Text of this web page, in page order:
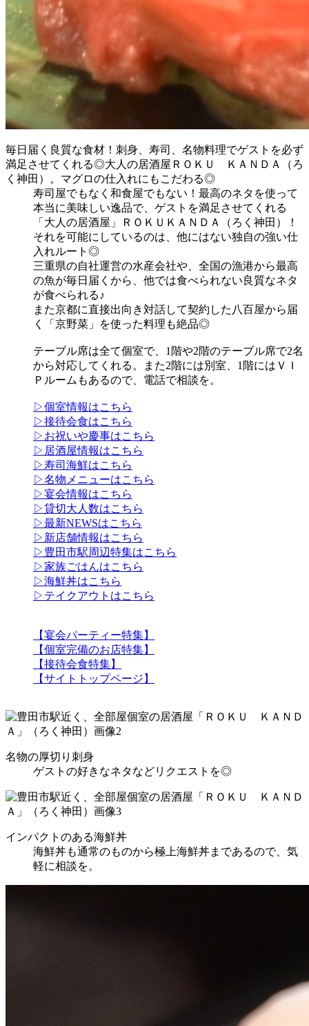
毎日届く良質な食材！刺身、寿司、名物料理でゲストを必ず
満足させてくれる◎大人の居酒屋ＲＯＫＵ ＫＡＮＤＡ（ろ
く神田）。マグロの仕入れにもこだわる◎
寿司屋でもなく和食屋でもない！最高のネタを使って
本当に美味しい逸品で、ゲストを満足させてくれる
「大人の居酒屋」ＲＯＫＵＫＡＮＤＡ（ろく神田）！
それを可能にしているのは、他にはない独自の強い仕
入れルート◎
三重県の自社運営の水産会社や、全国の漁港から最高
の魚が毎日届くから、他では食べられない良質なネタ
が食べられる♪
また京都に直接出向き対話して契約した八百屋から届
く「京野菜」を使った料理も絶品◎
テーブル席は全て個室で、1階や2階のテーブル席で2名
から対応してくれる。また2階には別室、1階にはＶＩ
Ｐルームもあるので、電話で相談を。
▷個室情報はこちら
▷接待会食はこちら
▷お祝いや慶事はこちら
▷居酒屋情報はこちら
▷寿司海鮮はこちら
▷名物メニューはこちら
▷宴会情報はこちら
▷貸切大人数はこちら
▷最新NEWSはこちら
▷新店舗情報はこちら
▷豊田市駅周辺特集はこちら
▷家族ごはんはこちら
▷海鮮丼はこちら
▷テイクアウトはこちら
【宴会パーティー特集】
【個室完備のお店特集】
【接待会食特集】
【サイトトップページ】
名物の厚切り刺身
ゲストの好きなネタなどリクエストを◎
インパクトのある海鮮丼
海鮮丼も通常のものから極上海鮮丼まであるので、気
軽に相談を。